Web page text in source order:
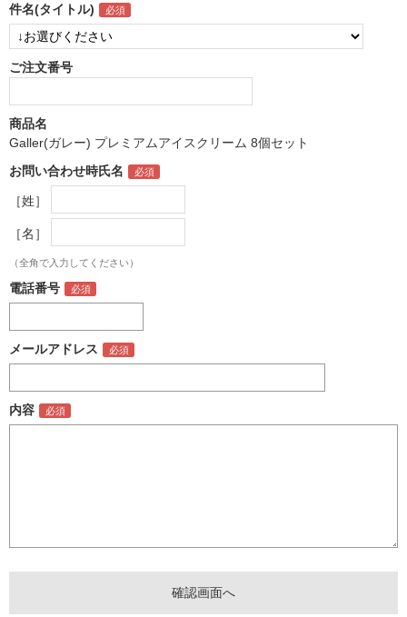
件名(タイトル)
ご注文番号
商品名
Galler(ガレー) プレミアムアイスクリーム 8個セット
お問い合わせ時氏名
［姓］
［名］
（全角で入力してください）
電話番号
メールアドレス
内容